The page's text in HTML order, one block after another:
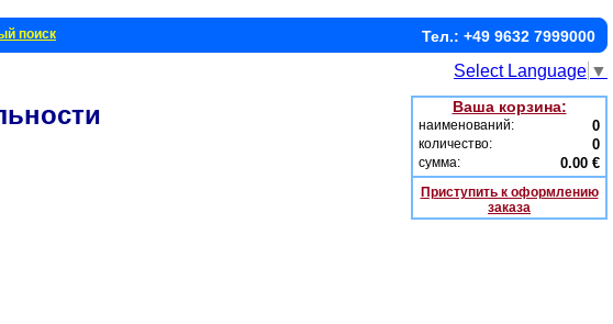
поиск Тел.: +49 9632 7999000
Select Language ▼
Ваша корзина:
наименований: 0
количество: 0
сумма: 0.00 €
Приступить к оформлению
заказа